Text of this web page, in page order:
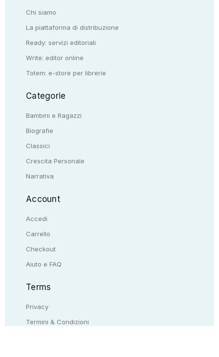
Chi siamo
La piattaforma di distribuzione
Ready: servizi editoriali
Write: editor online
Totem: e-store per librerie
Categorie
Bambini e Ragazzi
Biografie
Classici
Crescita Personale
Narrativa
Account
Accedi
Carrello
Checkout
Aiuto e FAQ
Terms
Privacy
Termini & Condizioni